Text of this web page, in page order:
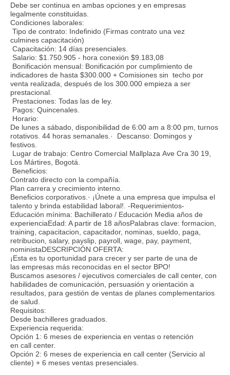
Debe ser continua en ambas opciones y en empresas
legalmente constituidas.
Condiciones laborales:
Tipo de contrato: Indefinido (Firmas contrato una vez
culmines capacitación)
Capacitación: 14 días presenciales.
Salario: $1.750.905 - hora conexión $9.183,08
Bonificación mensual: Bonificación por cumplimiento de
indicadores de hasta $300.000 + Comisiones sin techo por
venta realizada, después de los 300.000 empieza a ser
prestacional.
Prestaciones: Todas las de ley.
Pagos: Quincenales.
Horario:
De lunes a sábado, disponibilidad de 6:00 am a 8:00 pm, turnos
rotativos. 44 horas semanales.· Descanso: Domingos y
festivos.
Lugar de trabajo: Centro Comercial Mallplaza Ave Cra 30 19,
Los Mártires, Bogotá.
Beneficios:
Contrato directo con la compañía.
Plan carrera y crecimiento interno.
Beneficios corporativos.· ¡Únete a una empresa que impulsa el
talento y brinda estabilidad laboral!. -Requerimientos-
Educación mínima: Bachillerato / Educación Media años de
experienciaEdad: A partir de 18 añosPalabras clave: formacion,
training, capacitacion, capacitador, nominas, sueldo, paga,
retribucion, salary, payslip, payroll, wage, pay, payment,
noministaDESCRIPCIÓN OFERTA:
¡Esta es tu oportunidad para crecer y ser parte de una de
las empresas más reconocidas en el sector BPO!
Buscamos asesores / ejecutivos comerciales de call center, con
habilidades de comunicación, persuasión y orientación a
resultados, para gestión de ventas de planes complementarios
de salud.
Requisitos:
Desde bachilleres graduados.
Experiencia requerida:
Opción 1: 6 meses de experiencia en ventas o retención
en call center.
Opción 2: 6 meses de experiencia en call center (Servicio al
cliente) + 6 meses ventas presenciales.